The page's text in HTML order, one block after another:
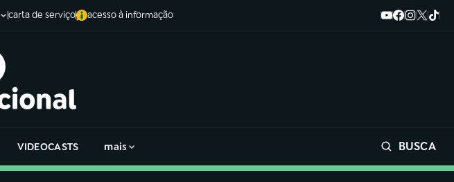
carta de serviço acesso à informação
VIDEOCASTS mais BUSCA